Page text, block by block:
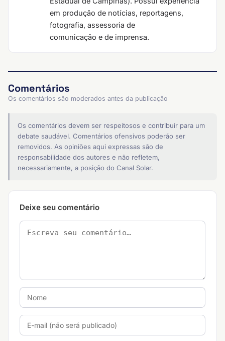
em produção de notícias, reportagens,
fotografia, assessoria de
comunicação e de imprensa.
Comentários
Os comentários são moderados antes da publicação
Os comentários devem ser respeitosos e contribuir para um
debate saudável. Comentários ofensivos poderão ser
removidos. As opiniões aqui expressas são de
responsabilidade dos autores e não refletem,
necessariamente, a posição do Canal Solar.
Deixe seu comentário